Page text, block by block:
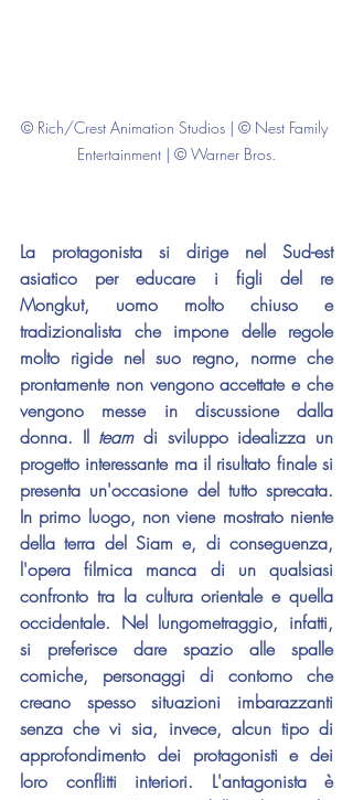
© Rich/Crest Animation Studios | © Nest Family
Entertainment | © Warner Bros.
La protagonista si dirige nel Sud-est
asiatico per educare i figli del re
Mongkut, uomo molto chiuso e
tradizionalista che impone delle regole
molto rigide nel suo regno, norme che
prontamente non vengono accettate e che
vengono messe in discussione dalla
donna. Il team di sviluppo idealizza un
progetto interessante ma il risultato finale si
presenta un'occasione del tutto sprecata.
In primo luogo, non viene mostrato niente
della terra del Siam e, di conseguenza,
l'opera filmica manca di un qualsiasi
confronto tra la cultura orientale e quella
occidentale. Nel lungometraggio, infatti,
si preferisce dare spazio alle spalle
comiche, personaggi di contorno che
creano spesso situazioni imbarazzanti
senza che vi sia, invece, alcun tipo di
approfondimento dei protagonisti e dei
loro conflitti interiori. L'antagonista è